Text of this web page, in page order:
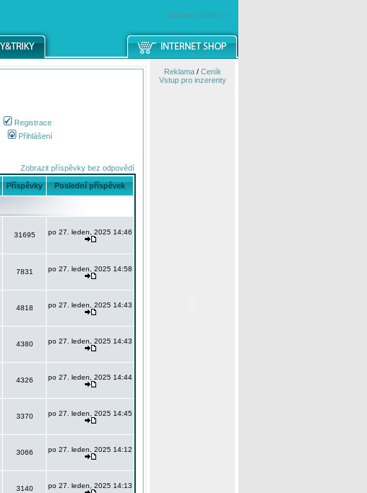
windowsmobile.cz
Registrace
Přihlášení
Zobrazit příspěvky bez odpovědí
Příspěvky Poslední příspěvek
31695 po 27. leden, 2025 14:46
7831 po 27. leden, 2025 14:58
4818 po 27. leden, 2025 14:43
4380 po 27. leden, 2025 14:43
4326 po 27. leden, 2025 14:44
3370 po 27. leden, 2025 14:45
3066 po 27. leden, 2025 14:12
3140 po 27. leden, 2025 14:13
Reklama/ Ceník
Vstup pro inzerenty